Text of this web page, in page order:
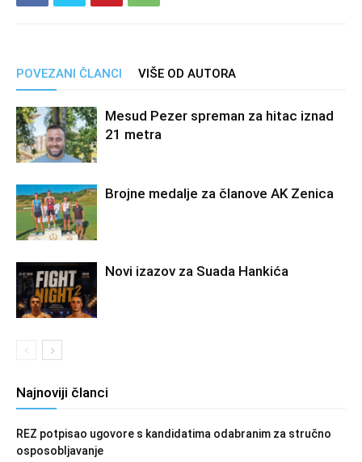
POVEZANI ČLANCI VIŠE OD AUTORA
Mesud Pezer spreman za hitac iznad
21 metra
Brojne medalje za članove AK Zenica
Novi izazov za Suada Hankića
Najnoviji članci
REZ potpisao ugovore s kandidatima odabranim za stručno
osposobljavanje